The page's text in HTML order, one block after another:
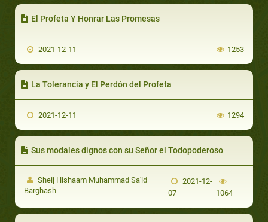
El Profeta Y Honrar Las Promesas
2021-12-11 1253
La Tolerancia y El Perdón del Profeta
2021-12-11 1294
Sus modales dignos con su Señor el Todopoderoso
Sheij Hishaam Muhammad Sa'id
Barghash
2021-12-
07
1064